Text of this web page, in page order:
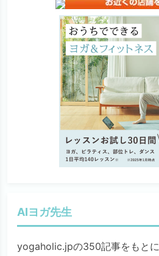
AIヨガ先生
yogaholic.jpの350記事をもとに